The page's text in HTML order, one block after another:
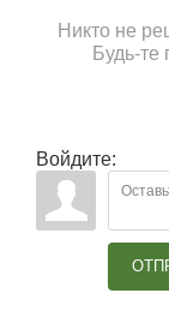
Никто не
Будь-
Войдите: